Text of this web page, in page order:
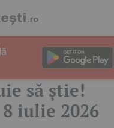
să știe!
iulie 2026